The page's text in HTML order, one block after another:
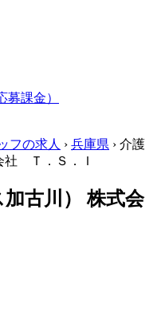
課金）
フの求人 › 兵庫県 › 介護
社 Ｔ．Ｓ．Ｉ
古川） 株式会